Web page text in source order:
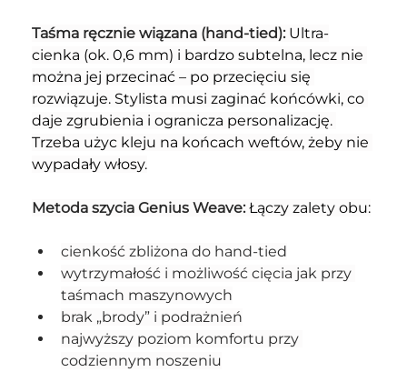
Taśma ręcznie wiązana (hand-tied): Ultra-
cienka (ok. 0,6 mm) i bardzo subtelna, lecz nie
można jej przecinać – po przecięciu się
rozwiązuje. Stylista musi zaginać końcówki, co
daje zgrubienia i ogranicza personalizację.
Trzeba użyc kleju na końcach weftów, żeby nie
wypadały włosy.
Metoda szycia Genius Weave: Łączy zalety obu:
cienkość zbliżona do hand-tied
wytrzymałość i możliwość cięcia jak przy
taśmach maszynowych
brak „brody” i podrażnień
najwyższy poziom komfortu przy
codziennym noszeniu